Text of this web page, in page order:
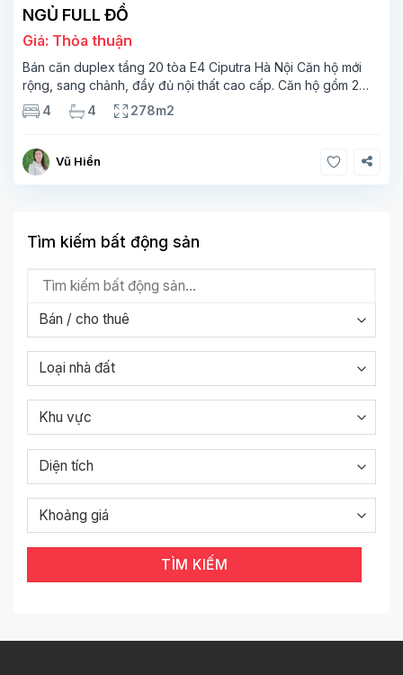
NGỦ FULL ĐỒ
Giá: Thỏa thuận
Bán căn duplex tầng 20 tòa E4 Ciputra Hà Nội Căn hộ mới
rộng, sang chảnh, đầy đủ nội thất cao cấp. Căn hộ gồm 2
tầng. Tầng 1 rộng 142m2 bao gồm phòng khách, phòng ăn,
phòng bếp, 2 phòng ngủ,
4 4 278m2
Vũ Hiền
Tìm kiếm bất động sản
TÌM KIẾM